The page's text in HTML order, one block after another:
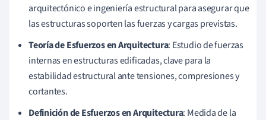
arquitectónico e ingeniería estructural para asegurar que
las estructuras soporten las fuerzas y cargas previstas.
Teoría de Esfuerzos en Arquitectura: Estudio de fuerzas
internas en estructuras edificadas, clave para la
estabilidad estructural ante tensiones, compresiones y
cortantes.
Definición de Esfuerzos en Arquitectura: Medida de la